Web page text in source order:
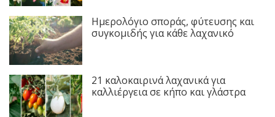
Ημερολόγιο σποράς, φύτευσης και
συγκομιδής για κάθε λαχανικό
21 καλοκαιρινά λαχανικά για
καλλιέργεια σε κήπο και γλάστρα